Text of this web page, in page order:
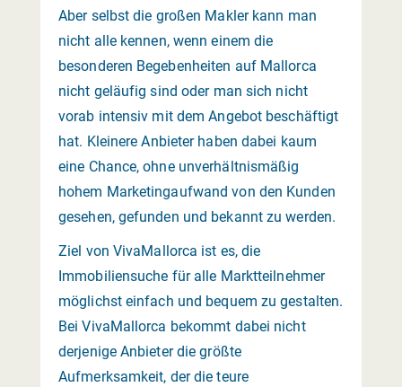
Aber selbst die großen Makler kann man
nicht alle kennen, wenn einem die
besonderen Begebenheiten auf Mallorca
nicht geläufig sind oder man sich nicht
vorab intensiv mit dem Angebot beschäftigt
hat. Kleinere Anbieter haben dabei kaum
eine Chance, ohne unverhältnismäßig
hohem Marketingaufwand von den Kunden
gesehen, gefunden und bekannt zu werden.
Ziel von VivaMallorca ist es, die
Immobiliensuche für alle Marktteilnehmer
möglichst einfach und bequem zu gestalten.
Bei VivaMallorca bekommt dabei nicht
derjenige Anbieter die größte
Aufmerksamkeit, der die teure